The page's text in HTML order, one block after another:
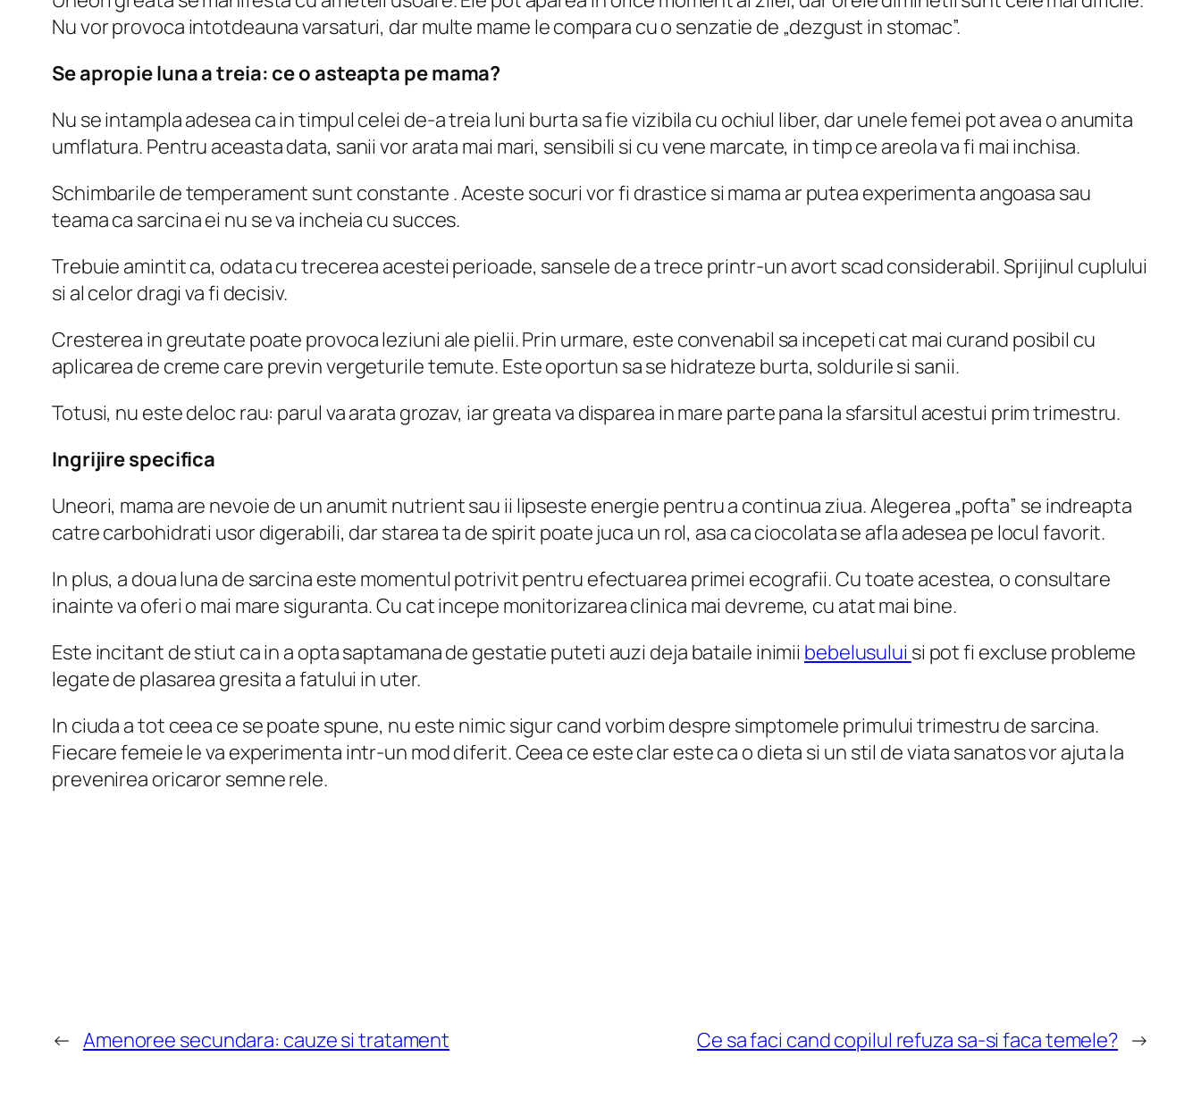
Nu vor provoca intotdeauna varsaturi, dar multe mame le compara cu o senzatie de „dezgust in stomac”.
Se apropie luna a treia: ce o asteapta pe mama?
Nu se intampla adesea ca in timpul celei de-a treia luni burta sa fie vizibila cu ochiul liber, dar unele femei pot avea o anumita
umflatura. Pentru aceasta data, sanii vor arata mai mari, sensibili si cu vene marcate, in timp ce areola va fi mai inchisa.
Schimbarile de temperament sunt constante . Aceste socuri vor fi drastice si mama ar putea experimenta angoasa sau
teama ca sarcina ei nu se va incheia cu succes.
Trebuie amintit ca, odata cu trecerea acestei perioade, sansele de a trece printr-un avort scad considerabil. Sprijinul cuplului
si al celor dragi va fi decisiv.
Cresterea in greutate poate provoca leziuni ale pielii. Prin urmare, este convenabil sa incepeti cat mai curand posibil cu
aplicarea de creme care previn vergeturile temute. Este oportun sa se hidrateze burta, soldurile si sanii.
Totusi, nu este deloc rau: parul va arata grozav, iar greata va disparea in mare parte pana la sfarsitul acestui prim trimestru.
Ingrijire specifica
Uneori, mama are nevoie de un anumit nutrient sau ii lipseste energie pentru a continua ziua. Alegerea „pofta” se indreapta
catre carbohidrati usor digerabili, dar starea ta de spirit poate juca un rol, asa ca ciocolata se afla adesea pe locul favorit.
In plus, a doua luna de sarcina este momentul potrivit pentru efectuarea primei ecografii. Cu toate acestea, o consultare
inainte va oferi o mai mare siguranta. Cu cat incepe monitorizarea clinica mai devreme, cu atat mai bine.
Este incitant de stiut ca in a opta saptamana de gestatie puteti auzi deja bataile inimii bebelusului si pot fi excluse probleme
legate de plasarea gresita a fatului in uter.
In ciuda a tot ceea ce se poate spune, nu este nimic sigur cand vorbim despre simptomele primului trimestru de sarcina.
Fiecare femeie le va experimenta intr-un mod diferit. Ceea ce este clar este ca o dieta si un stil de viata sanatos vor ajuta la
prevenirea oricaror semne rele.
← Amenoree secundara: cauze si tratament Ce sa faci cand copilul refuza sa-si faca temele? →